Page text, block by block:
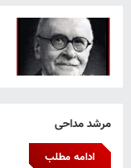
مرشد مداحی
ادامه مطلب